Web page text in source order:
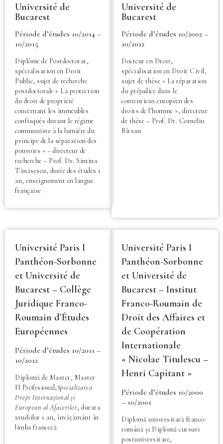
Université de
Bucarest
Période d’études 10/2014 –
10/2015
Diplôme de Postdoctorat,
spécialisation en Droit
Public, sujet de recherche
postdoctorale « La protection
du droit de propriété
concernant les immeubles
confisqués durant le régime
communiste à la lumière du
principe de la séparation des
pouvoirs » – directeur de
recherche – Prof. Dr. Simina
Tănăsescu, durée des études 1
an, enseignement en langue
française
Université de
Bucarest
Période d’études 10/2002 –
10/2012
Docteur en Droit,
spécialisation en Droit Civil,
sujet de thèse « La réparation
du préjudice dans le
contentieux européen des
droits de l’homme », directeur
de thèse – Prof. Dr. Corneliu
Bîrsan
Université Paris I
Panthéon-Sorbonne
et Université de
Bucarest – Collège
Juridique Franco-
Roumain d’Études
Européennes
Période d’études 10/2011 –
10/2012
Diplomă de Master, Master
II Profesional,Specializarea
Drept Internațional şi
European al Afacerilor, durata
studiilor 1 an, învățământ în
limba franceză
Université Paris I
Panthéon-Sorbonne
et Université de
Bucarest – Institut
Franco-Roumain de
Droit des Affaires et
de Coopération
Internationale
« Nicolae Titulescu –
Henri Capitant »
Période d’études 10/2000
– 10/2001
Diplomă universitară franco-
română şi Diplomă cursuri
postuniversitare,